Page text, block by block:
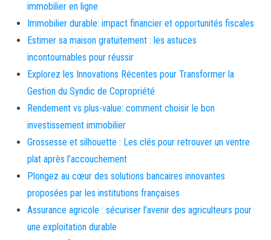
immobilier en ligne
Immobilier durable: impact financier et opportunités fiscales
Estimer sa maison gratuitement : les astuces
incontournables pour réussir
Explorez les Innovations Récentes pour Transformer la
Gestion du Syndic de Copropriété
Rendement vs plus-value: comment choisir le bon
investissement immobilier
Grossesse et silhouette : Les clés pour retrouver un ventre
plat après l’accouchement
Plongez au cœur des solutions bancaires innovantes
proposées par les institutions françaises
Assurance agricole : sécuriser l’avenir des agriculteurs pour
une exploitation durable